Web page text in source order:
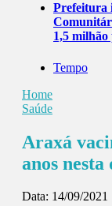
Prefeitura
1,5
Tempo
Home
Saúde
Araxá
anos
Data: 14/09/2021